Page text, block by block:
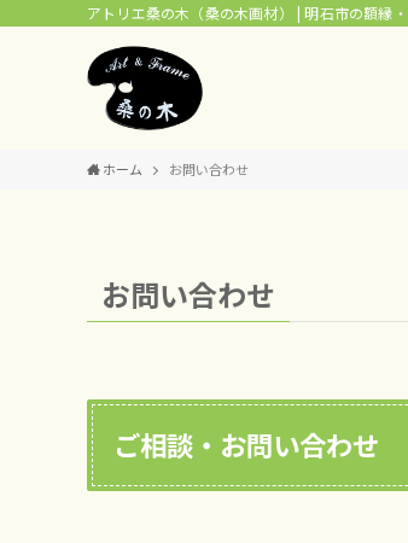
アトリエ桑の木（桑の木画材） | 明石市の額縁
ホーム お問い合わせ
お問い合わせ
ご相談・お問い合わせ